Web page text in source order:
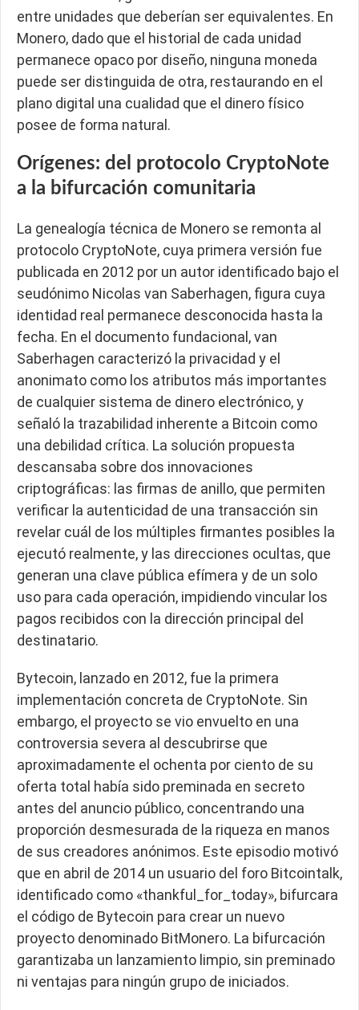
entre unidades que deberían ser equivalentes. En
Monero, dado que el historial de cada unidad
permanece opaco por diseño, ninguna moneda
puede ser distinguida de otra, restaurando en el
plano digital una cualidad que el dinero físico
posee de forma natural.
Orígenes: del protocolo CryptoNote
a la bifurcación comunitaria
La genealogía técnica de Monero se remonta al
protocolo CryptoNote, cuya primera versión fue
publicada en 2012 por un autor identificado bajo el
seudónimo Nicolas van Saberhagen, figura cuya
identidad real permanece desconocida hasta la
fecha. En el documento fundacional, van
Saberhagen caracterizó la privacidad y el
anonimato como los atributos más importantes
de cualquier sistema de dinero electrónico, y
señaló la trazabilidad inherente a Bitcoin como
una debilidad crítica. La solución propuesta
descansaba sobre dos innovaciones
criptográficas: las firmas de anillo, que permiten
verificar la autenticidad de una transacción sin
revelar cuál de los múltiples firmantes posibles la
ejecutó realmente, y las direcciones ocultas, que
generan una clave pública efímera y de un solo
uso para cada operación, impidiendo vincular los
pagos recibidos con la dirección principal del
destinatario.
Bytecoin, lanzado en 2012, fue la primera
implementación concreta de CryptoNote. Sin
embargo, el proyecto se vio envuelto en una
controversia severa al descubrirse que
aproximadamente el ochenta por ciento de su
oferta total había sido preminada en secreto
antes del anuncio público, concentrando una
proporción desmesurada de la riqueza en manos
de sus creadores anónimos. Este episodio motivó
que en abril de 2014 un usuario del foro Bitcointalk,
identificado como «thankful_for_today», bifurcara
el código de Bytecoin para crear un nuevo
proyecto denominado BitMonero. La bifurcación
garantizaba un lanzamiento limpio, sin preminado
ni ventajas para ningún grupo de iniciados.